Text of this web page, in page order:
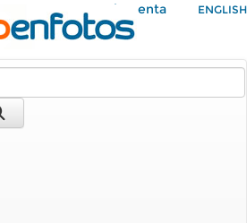
Mi Cuenta ENGLISH